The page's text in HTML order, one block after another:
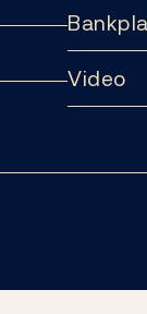
Video